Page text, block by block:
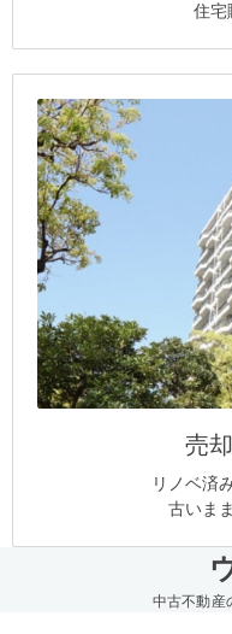
住宅
売
リノベ済
古いま
中古不動産